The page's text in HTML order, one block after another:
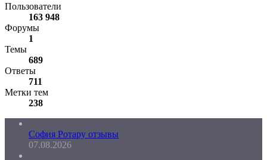
Пользователи
163 948
Форумы
1
Темы
689
Ответы
711
Метки тем
238
София Ротару отзывы
07.08.2026